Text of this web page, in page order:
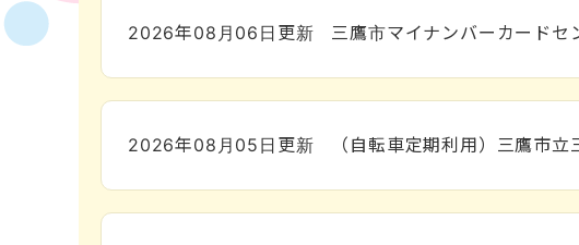
2026年08月06日 更新 三鷹市マイナンバーカード
2026年08月05日 更新 （自転車定期利用）三鷹市